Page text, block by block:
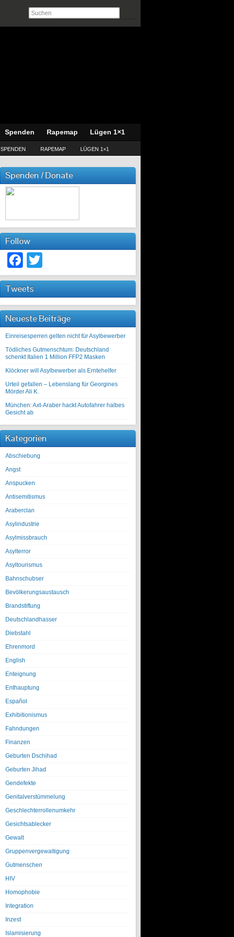
Spenden Rapemap Lügen 1×1
SPENDEN RAPEMAP LÜGEN 1×1
Spenden / Donate
Follow
Facebook
Tweets
Neueste Beiträge
Einreisesperren gelten nicht für Asylbewerber
Tödliches Gutmenschtum: Deutschland
schenkt Italien 1 Million FFP2 Masken
Klöckner will Asylbewerber als Erntehelfer
Urteil gefallen – Lebenslang für Georgines
Mörder Ali K.
München: Axt-Araber hackt Autofahrer halbes
Gesicht ab
Kategorien
Abschiebung
Angst
Anspucken
Antisemitismus
Araberclan
Asylindustrie
Asylmissbrauch
Asylterror
Asyltourismus
Bahnschubser
Bevölkerungsaustausch
Brandstiftung
Deutschlandhasser
Diebstahl
Ehrenmord
English
Enteignung
Enthauptung
Español
Exhibitionismus
Fahndungen
Finanzen
Geburten Dschihad
Geburten Jihad
Gendefekte
Genitalverstümmelung
Geschlechterrollenumkehr
Gesichtsablecker
Gewalt
Gruppenvergewaltigung
Gutmenschen
HIV
Homophobie
Integration
Inzest
Islamisierung